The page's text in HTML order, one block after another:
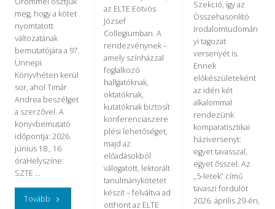
meg, hogy a kötet
nyomtatott
változatának
bemutatójára a 97.
Ünnepi
Könyvhéten kerül
sor, ahol Timár
Andrea beszélget
a szerzővel. A
könyvbemutató
időpontja: 2026.
június 18., 16
óraHelyszíne:
SZTE …
Tovább"Fogarasi
az ELTE Eötvös
József
Collegiumban. A
rendezvénynek –
amely színházzal
foglalkozó
hallgatóknak,
oktatóknak,
kutatóknak biztosít
konferenciaszere
plési lehetőséget,
majd az
előadásokból
válogatott, lektorált
tanulmánykötetet
készít – felváltva ad
otthont az ELTE
Szekció, így az
Összehasonlító
Irodalomtudomán
yi tagozat
versenyét is.
Ennek
előkészületeként
az idén két
alkalommal
rendezünk
komparatisztikai
háziversenyt:
egyet tavasszal,
egyet ősszel. Az
„5-letek” című
tavaszi fordulót
2026. április 29-én,